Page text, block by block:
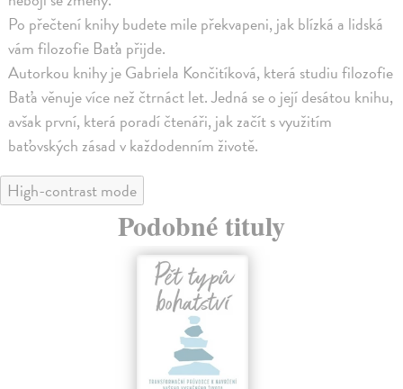
Po přečtení knihy budete mile překvapeni, jak blízká a lidská
vám filozofie Baťa přijde.
Autorkou knihy je Gabriela Končitíková, která studiu filozofie
Baťa věnuje více než čtrnáct let. Jedná se o její desátou knihu,
avšak první, která poradí čtenáři, jak začít s využitím
baťovských zásad v každodenním životě.
High-contrast mode
Podobné tituly